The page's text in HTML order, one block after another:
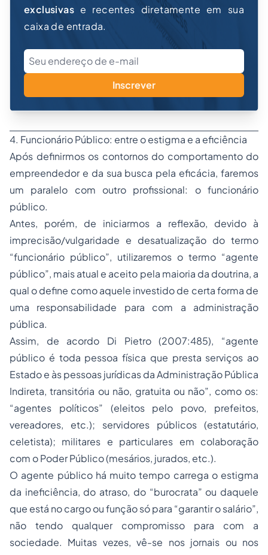
exclusivas e recentes diretamente em sua
caixa de entrada.
Inscrever
4. Funcionário Público: entre o estigma e a eficiência
Após definirmos os contornos do comportamento do
empreendedor e da sua busca pela eficácia, faremos
um paralelo com outro profissional: o funcionário
público.
Antes, porém, de iniciarmos a reflexão, devido à
imprecisão/vulgaridade e desatualização do termo
“funcionário público”, utilizaremos o termo “agente
público”, mais atual e aceito pela maioria da doutrina, a
qual o define como aquele investido de certa forma de
uma responsabilidade para com a administração
pública.
Assim, de acordo Di Pietro (2007:485), “agente
público é toda pessoa física que presta serviços ao
Estado e às pessoas jurídicas da Administração Pública
Indireta, transitória ou não, gratuita ou não”, como os:
“agentes políticos” (eleitos pelo povo, prefeitos,
vereadores, etc.); servidores públicos (estatutário,
celetista); militares e particulares em colaboração
com o Poder Público (mesários, jurados, etc.).
O agente público há muito tempo carrega o estigma
da ineficiência, do atraso, do “burocrata” ou daquele
que está no cargo ou função só para “garantir o salário”,
não tendo qualquer compromisso para com a
sociedade. Muitas vezes, vê-se nos jornais ou nos